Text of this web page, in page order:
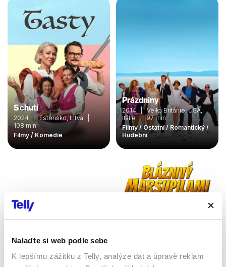
Nalaďte si web podle sebe
K lepšímu zážitku z Telly, analýze dat a úpravě reklam
S chutí
2024 | Estonsko, Litva |
108 min
Filmy / Komedie
Prázdniny
2014 | Velká Británie, USA,
Itálie | 97 min
Filmy / Ostatní / Romantický /
Hudební